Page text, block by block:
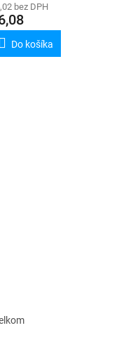
bez DPH
Do košíka